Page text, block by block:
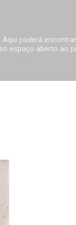
poderá
espaço aberto ao